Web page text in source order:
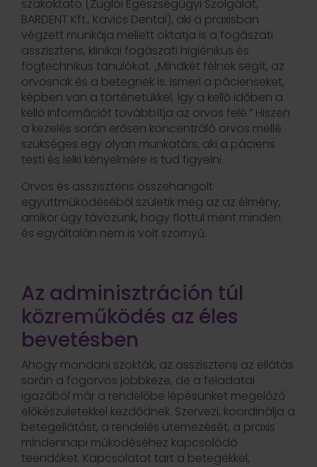
szakoktató (Zuglói Egészségügyi Szolgálat,
BARDENT Kft., Kavics Dental), aki a praxisban
végzett munkája mellett oktatja is a fogászati
asszisztens, klinikai fogászati higiénikus és
fogtechnikus tanulókat. „Mindkét félnek segít, az
orvosnak és a betegnek is. Ismeri a pácienseket,
képben van a történetükkel, így a kellő időben a
kellő információt továbbítja az orvos felé.” Hiszen
a kezelés során erősen koncentráló orvos mellé
szükséges egy olyan munkatárs, aki a páciens
testi és lelki kényelmére is tud figyelni.
Orvos és asszisztens összehangolt
együttműködéséből születik meg az az élmény,
amikor úgy távozunk, hogy flottul ment minden
és egyáltalán nem is volt szörnyű.
Az adminisztráción túl
közreműködés az éles
bevetésben
Ahogy mondani szokták, az asszisztens az ellátás
során a fogorvos jobbkeze, de a feladatai
igazából már a rendelőbe lépésünket megelőző
előkészületekkel kezdődnek. Szervezi, koordinálja a
betegellátást, a rendelés ütemezését, a praxis
mindennapi működéséhez kapcsolódó
teendőket. Kapcsolatot tart a betegekkel,